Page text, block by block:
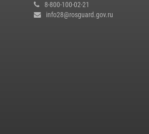
8-800-100-02-21
info28@rosguard.gov.ru